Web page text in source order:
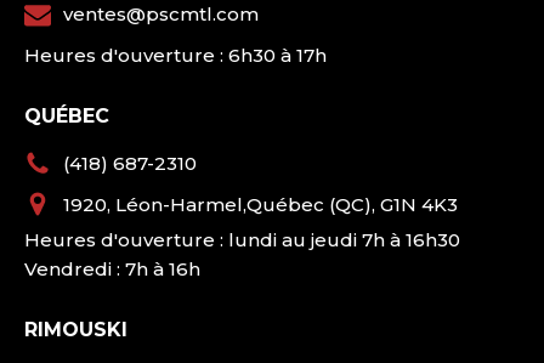
ventes@pscmtl.com
Heures d'ouverture : 6h30 à 17h
QUÉBEC
(418) 687-2310
1920, Léon-Harmel,Québec (QC), G1N 4K3
Heures d'ouverture : lundi au jeudi 7h à 16h30
Vendredi : 7h à 16h
RIMOUSKI